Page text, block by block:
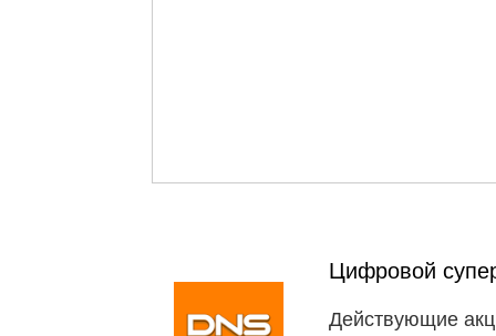
Цифровой
Действующие